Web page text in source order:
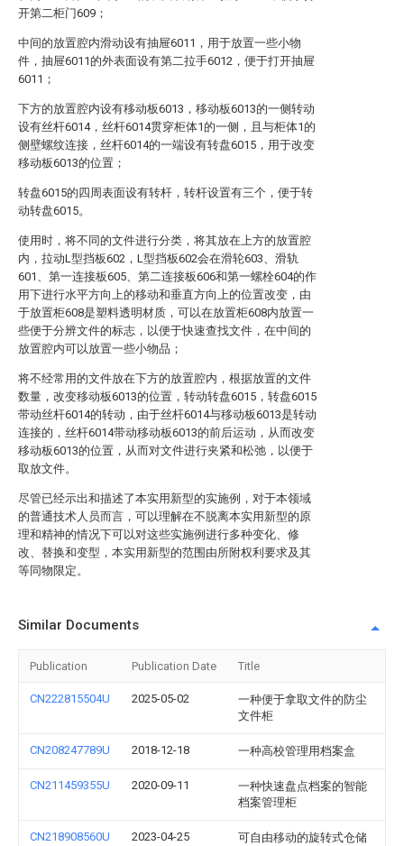
开第二柜门609；
中间的放置腔内滑动设有抽屉6011，用于放置一些小物
件，抽屉6011的外表面设有第二拉手6012，便于打开抽屉
6011；
下方的放置腔内设有移动板6013，移动板6013的一侧转动
设有丝杆6014，丝杆6014贯穿柜体1的一侧，且与柜体1的
侧壁螺纹连接，丝杆6014的一端设有转盘6015，用于改变
移动板6013的位置；
转盘6015的四周表面设有转杆，转杆设置有三个，便于转
动转盘6015。
使用时，将不同的文件进行分类，将其放在上方的放置腔
内，拉动L型挡板602，L型挡板602会在滑轮603、滑轨
601、第一连接板605、第二连接板606和第一螺栓604的作
用下进行水平方向上的移动和垂直方向上的位置改变，由
于放置柜608是塑料透明材质，可以在放置柜608内放置一
些便于分辨文件的标志，以便于快速查找文件，在中间的
放置腔内可以放置一些小物品；
将不经常用的文件放在下方的放置腔内，根据放置的文件
数量，改变移动板6013的位置，转动转盘6015，转盘6015
带动丝杆6014的转动，由于丝杆6014与移动板6013是转动
连接的，丝杆6014带动移动板6013的前后运动，从而改变
移动板6013的位置，从而对文件进行夹紧和松弛，以便于
取放文件。
尽管已经示出和描述了本实用新型的实施例，对于本领域
的普通技术人员而言，可以理解在不脱离本实用新型的原
理和精神的情况下可以对这些实施例进行多种变化、修
改、替换和变型，本实用新型的范围由所附权利要求及其
等同物限定。
Similar Documents
Publication Publication Date Title
CN222815504U 2025-05-02
一种便于拿取文件的防尘
文件柜
CN208247789U 2018-12-18 一种高校管理用档案盒
CN211459355U 2020-09-11
一种快速盘点档案的智能
档案管理柜
CN218908560U 2023-04-25
可自由移动的旋转式仓储